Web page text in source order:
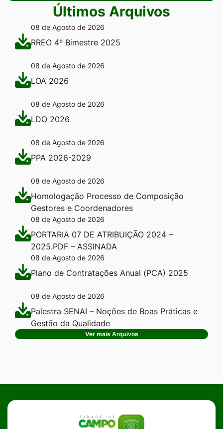
Últimos Arquivos
08 de Agosto de 2026
RREO 4º Bimestre 2025
08 de Agosto de 2026
LOA 2026
08 de Agosto de 2026
LDO 2026
08 de Agosto de 2026
PPA 2026-2029
08 de Agosto de 2026
Homologação Processo de Composição
Gestores e Coordenadores
08 de Agosto de 2026
PORTARIA 07 DE ATRIBUIÇÃO 2024 –
2025.PDF – ASSINADA
08 de Agosto de 2026
Plano de Contratações Anual (PCA) 2025
08 de Agosto de 2026
Palestra SENAI – Noções de Boas Práticas e
Gestão da Qualidade
Ver mais Arquivos